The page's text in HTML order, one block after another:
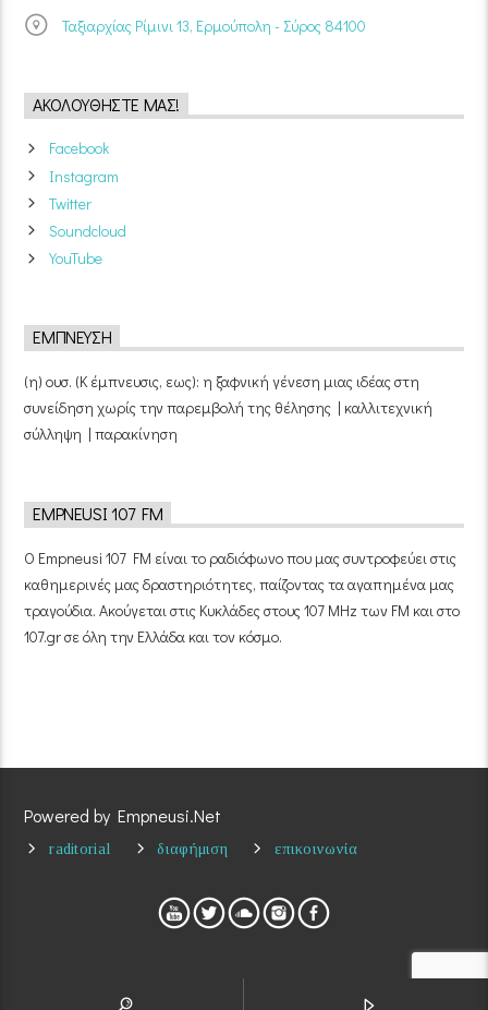
Ταξιαρχίας Ρίμινι 13, Ερμούπολη - Σύρος 84100
ΑΚΟΛΟΥΘΉΣΤΕ ΜΑΣ!
Facebook
Instagram
Twitter
Soundcloud
YouTube
ΈΜΠΝΕΥΣΗ
(η) ουσ. (Κ έμπνευσις, εως): η ξαφνική γένεση μιας ιδέας στη
συνείδηση χωρίς την παρεμβολή της θέλησης | καλλιτεχνική
σύλληψη | παρακίνηση
EMPNEUSI 107 FM
Ο Empneusi 107 FM είναι το ραδιόφωνο που μας συντροφεύει στις
καθημερινές μας δραστηριότητες, παίζοντας τα αγαπημένα μας
τραγούδια. Ακούγεται στις Κυκλάδες στους 107 MHz των FM και στο
107.gr σε όλη την Ελλάδα και τον κόσμο.
Powered by Empneusi.Net
raditorial διαφήμιση επικοινωνία